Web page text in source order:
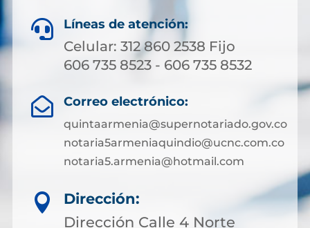
 Líneas de atención:
Celular: 312 860 2538 Fijo
606 735 8523 - 606 735 8532
 Correo electrónico:
quintaarmenia@supernotariado.gov.co
notaria5armeniaquindio@ucnc.com.co
notaria5.armenia@hotmail.com

Dirección:
Dirección Calle 4 Norte